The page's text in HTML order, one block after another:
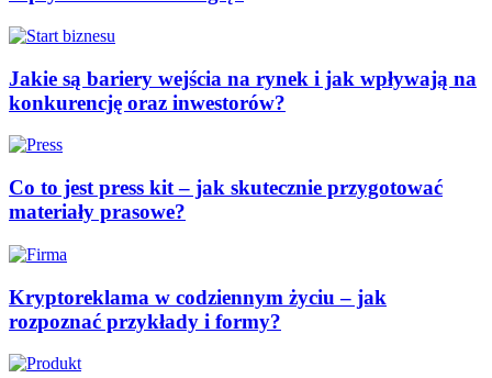
Jakie są bariery wejścia na rynek i jak wpływają na
konkurencję oraz inwestorów?
Co to jest press kit – jak skutecznie przygotować
materiały prasowe?
Kryptoreklama w codziennym życiu – jak
rozpoznać przykłady i formy?